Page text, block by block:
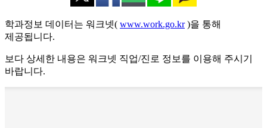
학과정보 데이터는 워크넷( www.work.go.kr)을 통해
제공됩니다.
보다 상세한 내용은 워크넷 직업/진로 정보를 이용해 주시기
바랍니다.